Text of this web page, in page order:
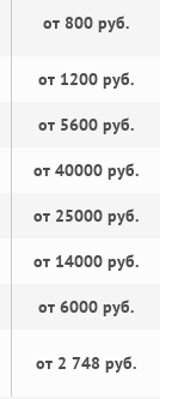
от 800 руб.
от 1200 руб.
от 5600 руб.
от 40000 руб.
от 25000 руб.
от 14000 руб.
от 6000 руб.
от 2 748 руб.